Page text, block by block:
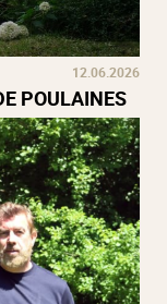
12.06.2026
POULAINES